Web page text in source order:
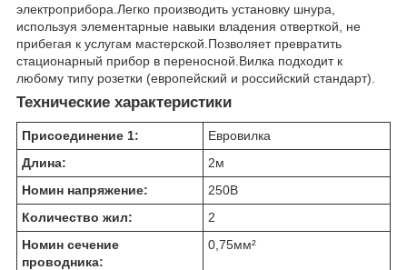
электроприбора.Легко производить установку шнура,
используя элементарные навыки владения отверткой, не
прибегая к услугам мастерской.Позволяет превратить
стационарный прибор в переносной.Вилка подходит к
любому типу розетки (европейский и российский стандарт).
Технические характеристики
Присоединение 1:
Евровилка
Длина:
2м
Номин напряжение:
250В
Количество жил:
2
Номин сечение
проводника:
0,75мм²